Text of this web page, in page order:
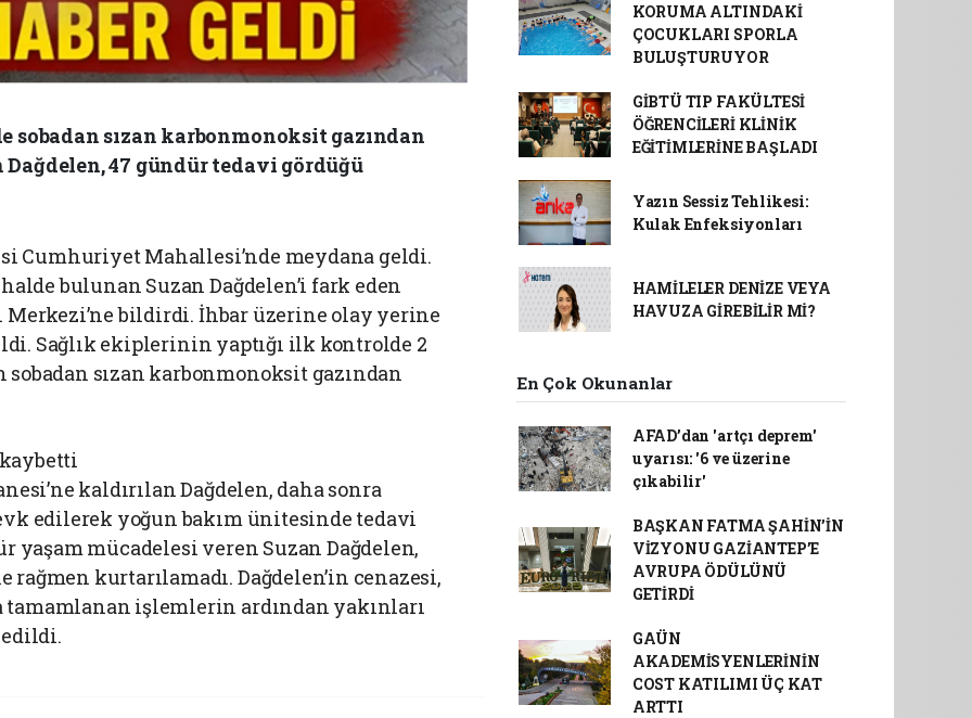
sızan karbonmonoksit gazından
47 gündür tedavi gördüğü
Cumhuriyet Mahallesi’nde meydana geldi.
bulunan Suzan Dağdelen’i fark eden
Merkezi’ne bildirdi. İhbar üzerine olay yerine
Sağlık ekiplerinin yaptığı ilk kontrolde 2
sobadan sızan karbonmonoksit gazından
kaldırılan Dağdelen, daha sonra
edilerek yoğun bakım ünitesinde tedavi
yaşam mücadelesi veren Suzan Dağdelen,
kurtarılamadı. Dağdelen’in cenazesi,
işlemlerin ardından yakınları
KORUMA ALTINDAKİ
ÇOCUKLARI SPORLA
BULUŞTURUYOR
GİBTÜ TIP FAKÜLTESİ
ÖĞRENCİLERİ KLİNİK
EĞİTİMLERİNE BAŞLADI
Yazın Sessiz Tehlikesi:
Kulak Enfeksiyonları
HAMİLELER DENİZE VEYA
HAVUZA GİREBİLİR Mİ?
En Çok Okunanlar
AFAD’dan 'artçı deprem'
uyarısı: '6 ve üzerine
çıkabilir'
BAŞKAN FATMA ŞAHİN’İN
VİZYONU GAZİANTEP’E
AVRUPA ÖDÜLÜNÜ
GETİRDİ
GAÜN
AKADEMİSYENLERİNİN
COST KATILIMI ÜÇ KAT
ARTTI